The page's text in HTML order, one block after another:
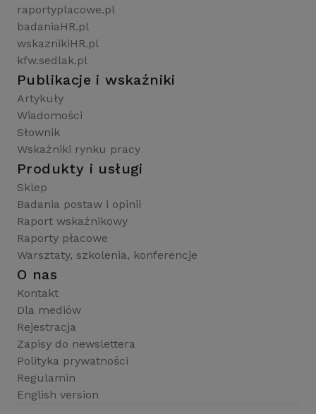
raportyplacowe.pl
badaniaHR.pl
wskaznikiHR.pl
kfw.sedlak.pl
Publikacje i wskaźniki
Artykuły
Wiadomości
Słownik
Wskaźniki rynku pracy
Produkty i usługi
Sklep
Badania postaw i opinii
Raport wskaźnikowy
Raporty płacowe
Warsztaty, szkolenia, konferencje
O nas
Kontakt
Dla mediów
Rejestracja
Zapisy do newslettera
Polityka prywatności
Regulamin
English version